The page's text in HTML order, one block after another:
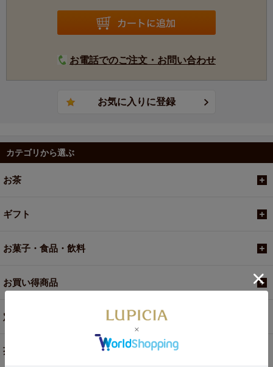
お電話でのご注文・お問い合わせ
カテゴリから選ぶ
お茶
ギフト
お菓子・食品・飲料
お買い得商品
定期便
茶器・オリジナルグッズ